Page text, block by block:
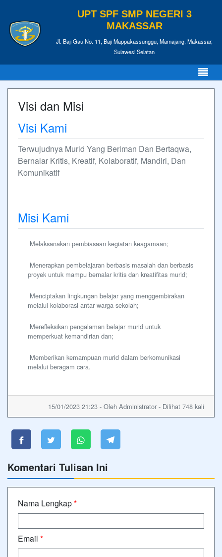
UPT SPF SMP NEGERI 3
MAKASSAR
Jl. Baji Gau No. 11, Baji Mappakassunggu, Mamajang, Makassar,
Sulawesi Selatan
Visi dan Misi
Visi Kami
Terwujudnya Murid Yang Beriman Dan Bertaqwa,
Bernalar Kritis, Kreatif, Kolaboratif, Mandiri, Dan
Komunikatif
Misi Kami
Melaksanakan pembiasaan kegiatan keagamaan;
Menerapkan pembelajaran berbasis masalah dan berbasis
proyek untuk mampu bernalar kritis dan kreatifitas murid;
Menciptakan lingkungan belajar yang menggembirakan
melalui kolaborasi antar warga sekolah;
Merefleksikan pengalaman belajar murid untuk
memperkuat kemandirian dan;
Memberikan kemampuan murid dalam berkomunikasi
melalui beragam cara.
15/01/2023 21:23 - Oleh Administrator - Dilihat 748 kali
Komentari Tulisan Ini
Nama Lengkap*
Email *